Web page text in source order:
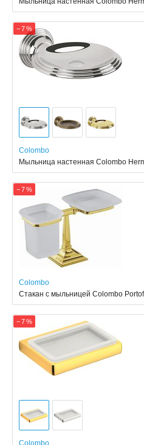
− 7 %
Colombo
Мыльница настенная Colombo
− 7 %
Colombo
Стакан с мыльницей Colombo
− 7 %